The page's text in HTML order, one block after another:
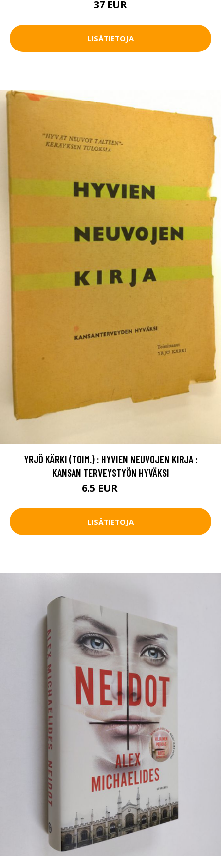
37 EUR
LISÄTIETOJA
YRJÖ KÄRKI (TOIM.) : HYVIEN NEUVOJEN KIRJA :
KANSAN TERVEYSTYÖN HYVÄKSI
6.5 EUR
LISÄTIETOJA